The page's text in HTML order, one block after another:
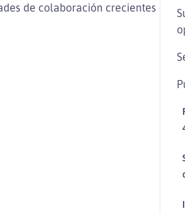
de colaboración crecientes